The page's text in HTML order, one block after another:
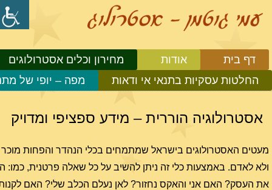
דף בית אודות
מחירון וכלים אסטרולוגים
החלטות עסקיות בתנאי אי ודאות
מפה – יופי של
אסטרולוגיה הוררית – מידע ספציפי ומדויק
מעטים האסטרולוגים בישראל שמתמחים בכלי הנהדר והפחות מוכר
ולא לאדם. באמצעות כלי זה ניתן להשיב על כל שאלה פרטנית,
את העסק? האם אני והאקס נחזור? לאן נעלם הכלב שלי? האם